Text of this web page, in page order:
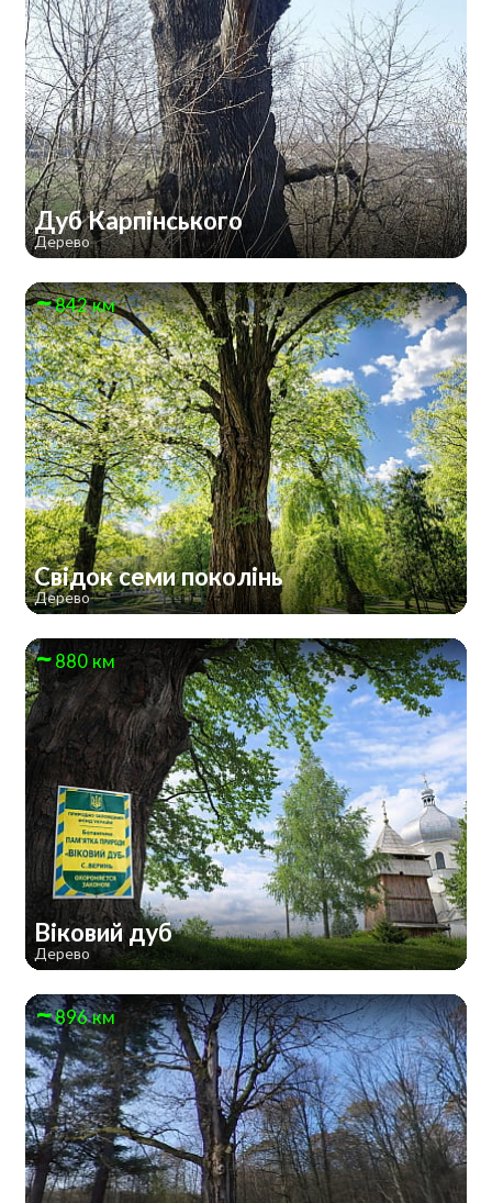
Дуб Карпінського
Дерево
842 км
Свідок семи поколінь
Дерево
880 км
Віковий дуб
Дерево
896 км